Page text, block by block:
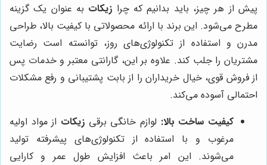
پیش از هر چیز، باید بدانیم که چرا زیکات به عنوان یک گزینه
مطرح می‌شود. این برند با ارائه محصولاتی با کیفیت بالا، طراحی
مدرن و استفاده از تکنولوژی‌های روز، توانسته است رضایت
مشتریان را جلب کند. علاوه بر این، گارانتی معتبر و خدمات پس
از فروش قوی، خیال خریداران را از بابت پشتیبانی و رفع مشکلات
احتمالی آسوده می‌کند.
کیفیت ساخت بالا: لوازم خانگی برقی زیکات از مواد اولیه
مرغوب و با استفاده از تکنولوژی‌های پیشرفته تولید
می‌شوند. این امر باعث افزایش طول عمر و کارایی